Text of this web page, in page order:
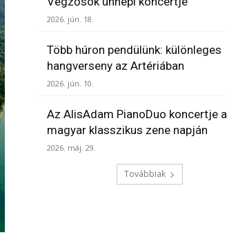
2026. jún. 18.
Több húron pendülünk: különleges
hangverseny az Artériában
2026. jún. 10.
Az AlisAdam PianoDuo koncertje a
magyar klasszikus zene napján
2026. máj. 29.
Továbbiak